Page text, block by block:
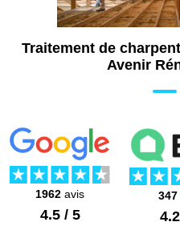
Traitement de
Avenir
1962 avis
4.5 / 5
347